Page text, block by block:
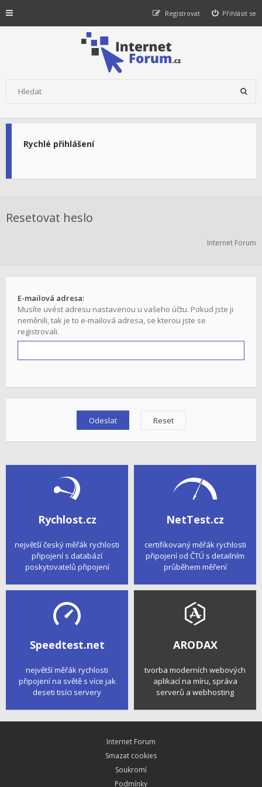
Přihlásit se
Registrovat
Rychlé přihlášení
Resetovat heslo
Internet Forum
E-mailová adresa:
Musíte uvést adresu nastavenou u vašeho účtu. Pokud jste ji
neměnili, tak je to e-mailová adresa, se kterou jste se
registrovali.
Rychlost.cz
největší český měřák rychlosti
připojení s databází
poskytovatelů připojení
NetTest.cz
certifikovaný měřák rychlosti
připojení od ČTÚ s detailním
průběhem měření
Speedtest.net
největší měřák rychlosti
připojení na světě s více jak
deseti tisíci servery
ARODAX
tvorba moderních webových
aplikací na míru, správa
serverů a webhosting
Internet Forum
Smazat cookies
Soukromí
Podmínky